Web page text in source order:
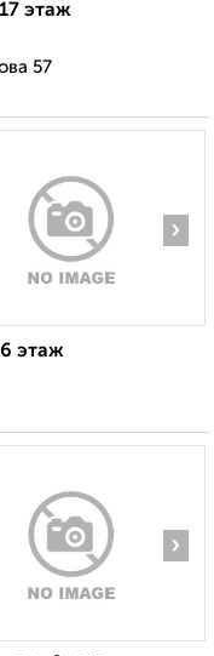
этаж
57
›
этаж
›